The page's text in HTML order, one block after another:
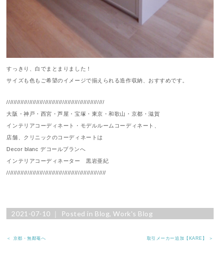
すっきり、白でまとまりました！
サイズも色もご希望のイメージで揃えられる造作収納、おすすめです。
////////////////////////////////////////////////////////
大阪・神戸・西宮・芦屋・宝塚・東京・和歌山・京都・滋賀
インテリアコーディネート・モデルルームコーディネート、
店舗、クリニックのコーディネートは
Decor blanc デコールブランへ
インテリアコーディネーター 黒岩亜紀
/////////////////////////////////////////////////////////
2021-07-10 ｜ Posted in Blog,Work's Blog
＜ 京都・無鄰菴へ 取引メーカー追加【KARE】 ＞